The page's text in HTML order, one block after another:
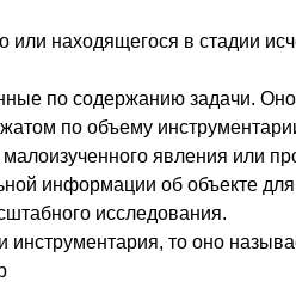
находящегося в стадии
по содержанию задачи.
по объему
явления или
информации об объекте
исследования.
инструментария, то оно